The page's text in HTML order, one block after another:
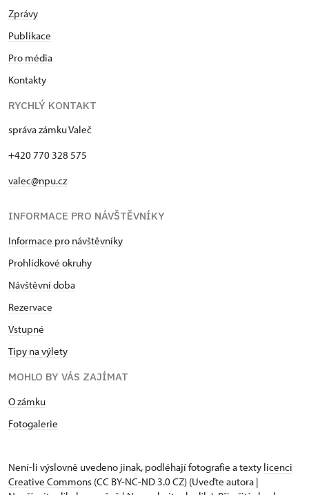
Zprávy
Publikace
Pro média
Kontakty
RYCHLÝ KONTAKT
správa zámku Valeč
+420 770 328 575
valec@npu.cz
INFORMACE PRO NÁVŠTĚVNÍKY
Informace pro návštěvníky
Prohlídkové okruhy
Návštěvní doba
Rezervace
Vstupné
Tipy na výlety
MOHLO BY VÁS ZAJÍMAT
O zámku
Fotogalerie
Není-li výslovně uvedeno jinak, podléhají fotografie a texty licenci
Creative Commons (CC BY-NC-ND 3.0 CZ) (Uveďte autora |